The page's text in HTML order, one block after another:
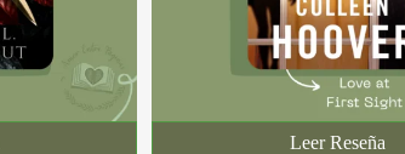
Leer Reseña